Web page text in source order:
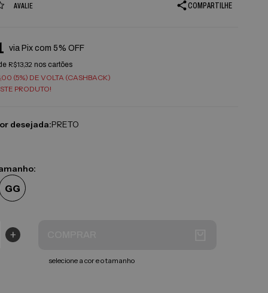
AVALIE COMPARTILHE
via Pix com 5% OFF
R$13,32 nos cartões
(5%) DE VOLTA (CASHBACK)
PRODUTO!
desejada:PRETO
GG
+
selecione a cor e o tamanho